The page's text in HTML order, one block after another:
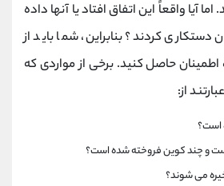
اما آیا واقعاً این اتفاق افتاد یا آنها داده
دستکاری کردند؟ بنابراین، شما باید از
حاصل کنید. برخی از مواردی که
از:
است؟
و چند کوین فروخته شده است؟
می شوند؟